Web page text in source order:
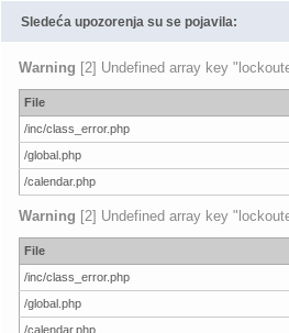
Sledeća upozorenja su se pojavila:
Warning [2] Undefined array key
File
/inc/class_error.php
/global.php
/calendar.php
Warning [2] Undefined array key
File
/inc/class_error.php
/global.php
/calendar.php